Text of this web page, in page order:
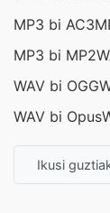
MP3 bi AC3
MP3 bi MP2
WAV bi OGG
WAV bi Opus
Ikusi